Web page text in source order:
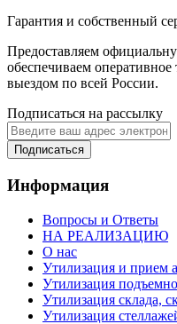
Гарантия и собственный
Предоставляем
обеспечиваем
выездом по всей России.
Подписаться на рассылку
Подписаться
Информация
Вопросы и Ответы
НА РЕАЛИЗАЦИЮ
О нас
Утилизация и прием
Утилизация
Утилизация склада,
Утилизация